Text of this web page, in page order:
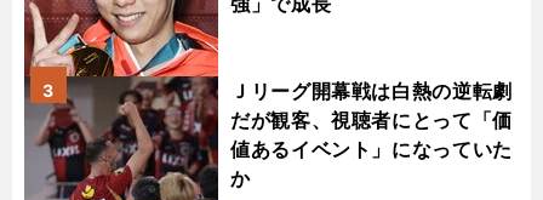
Ｊリーグ開幕戦は白熱の逆転劇
だが観客、視聴者にとって「価
値あるイベント」になっていた
か
3